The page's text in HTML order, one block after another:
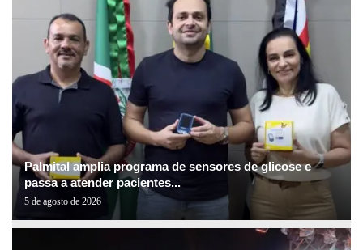
Palmital amplia programa de sensores de glicose e
passa a atender pacientes...
5 de agosto de 2026